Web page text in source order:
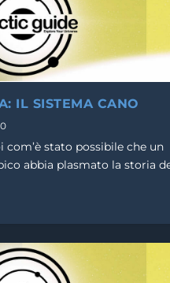
IL SISTEMA
Ago, 2019
IL SISTEMA
2019
IL SISTEMA
2019
IL SISTEMA CANO
com’è stato possibile che un
abbia plasmato la storia